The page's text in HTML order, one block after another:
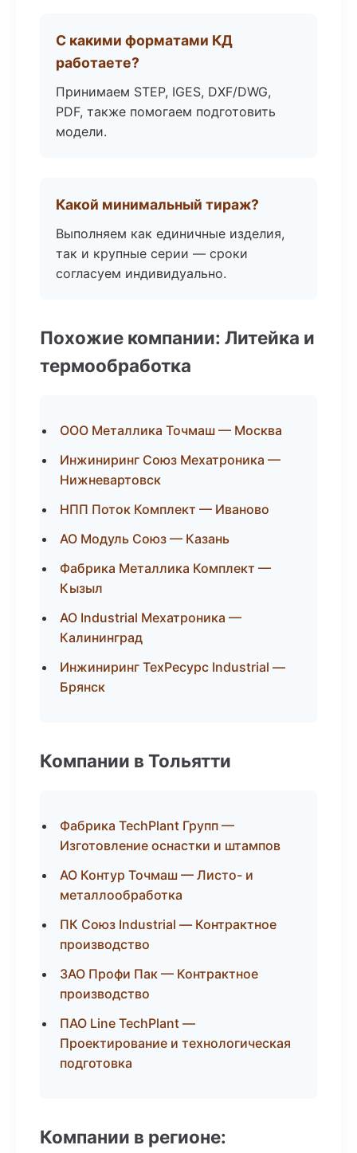
С какими форматами КД
работаете?
Принимаем STEP, IGES, DXF/DWG,
PDF, также помогаем подготовить
модели.
Какой минимальный тираж?
Выполняем как единичные изделия,
так и крупные серии — сроки
согласуем индивидуально.
Похожие компании: Литейка и
термообработка
ООО Металлика Точмаш — Москва
Инжиниринг Союз Мехатроника —
Нижневартовск
НПП Поток Комплект — Иваново
АО Модуль Союз — Казань
Фабрика Металлика Комплект —
Кызыл
АО Industrial Мехатроника —
Калининград
Инжиниринг ТехРесурс Industrial —
Брянск
Компании в Тольятти
Фабрика TechPlant Групп —
Изготовление оснастки и штампов
АО Контур Точмаш — Листо- и
металлообработка
ПК Союз Industrial — Контрактное
производство
ЗАО Профи Пак — Контрактное
производство
ПАО Line TechPlant —
Проектирование и технологическая
подготовка
Компании в регионе: